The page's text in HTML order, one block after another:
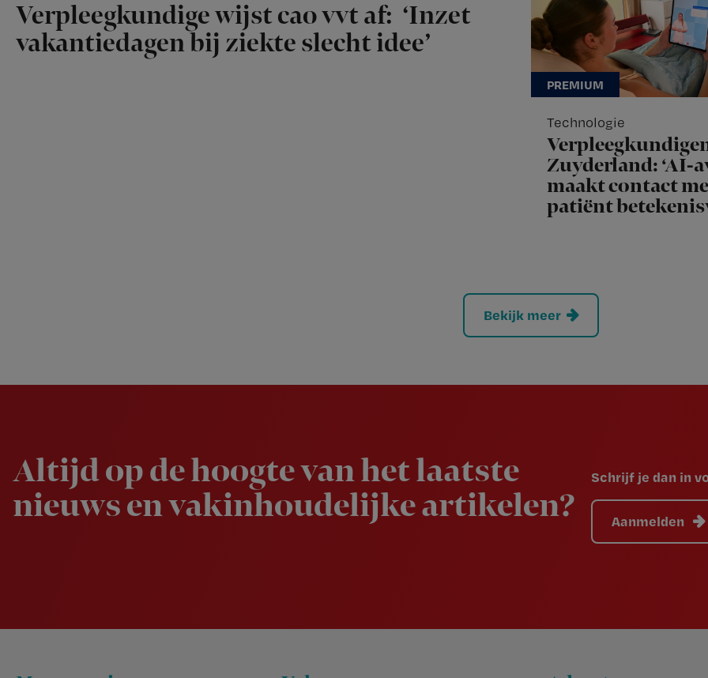
Verpleegkundige wijst cao vvt af: ‘Inzet
vakantiedagen bij ziekte slecht idee’
Technologie
Zuyderland: ‘AI-
maakt contact
patiënt
Bekijk meer
Altijd op de hoogte van het laatste
nieuws en vakinhoudelijke artikelen?
Schrijf je dan in
Aanmelden